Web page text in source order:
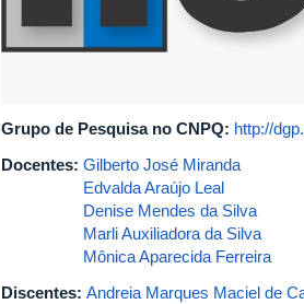
Grupo de Pesquisa no CNPQ: http://
Docentes: Gilberto José Miranda
Edvalda Araújo Leal
Denise Mendes da Silva
Marli Auxiliadora da Silva
Mônica Aparecida Ferreira
Discentes: Andreia Marques Maciel de